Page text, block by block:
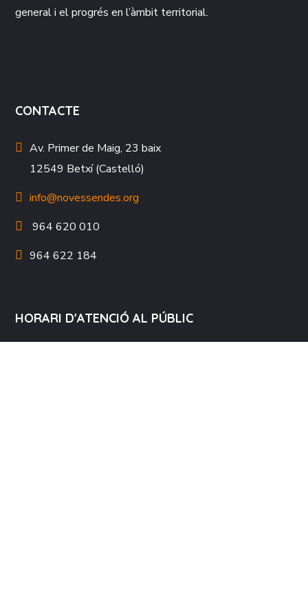
general i el progrés en l’àmbit territorial.
CONTACTE
Av. Primer de Maig, 23 baix
12549 Betxí (Castelló)
info@novessendes.org
964 620 010
964 622 184
HORARI D'ATENCIÓ AL PÚBLIC